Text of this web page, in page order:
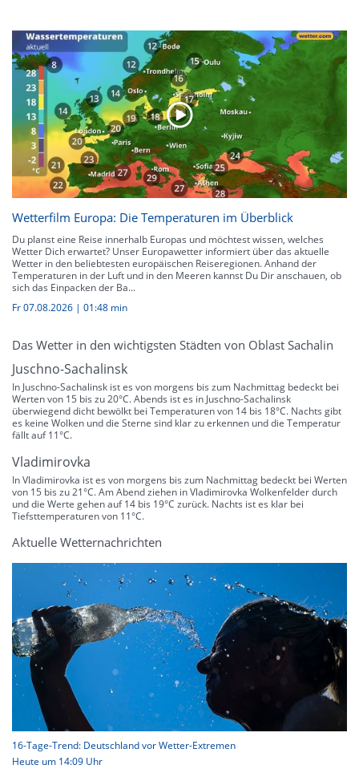
Wetterfilm Europa: Die Temperaturen im Überblick
Du planst eine Reise innerhalb Europas und möchtest wissen, welches
Wetter Dich erwartet? Unser Europawetter informiert über das aktuelle
Wetter in den beliebtesten europäischen Reiseregionen. Anhand der
Temperaturen in der Luft und in den Meeren kannst Du Dir anschauen, ob
sich das Einpacken der Ba...
Fr 07.08.2026 | 01:48 min
Das Wetter in den wichtigsten Städten von Oblast Sachalin
Juschno-Sachalinsk
In Juschno-Sachalinsk ist es von morgens bis zum Nachmittag bedeckt bei
Werten von 15 bis zu 20°C. Abends ist es in Juschno-Sachalinsk
überwiegend dicht bewölkt bei Temperaturen von 14 bis 18°C. Nachts gibt
es keine Wolken und die Sterne sind klar zu erkennen und die Temperatur
fällt auf 11°C.
Vladimirovka
In Vladimirovka ist es von morgens bis zum Nachmittag bedeckt bei Werten
von 15 bis zu 21°C. Am Abend ziehen in Vladimirovka Wolkenfelder durch
und die Werte gehen auf 14 bis 19°C zurück. Nachts ist es klar bei
Tiefsttemperaturen von 11°C.
Aktuelle Wetternachrichten
16-Tage-Trend: Deutschland vor Wetter-Extremen
Heute um 14:09 Uhr